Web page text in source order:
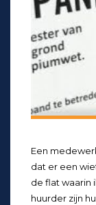
Een
dat er een
de flat waarin
huurder zijn